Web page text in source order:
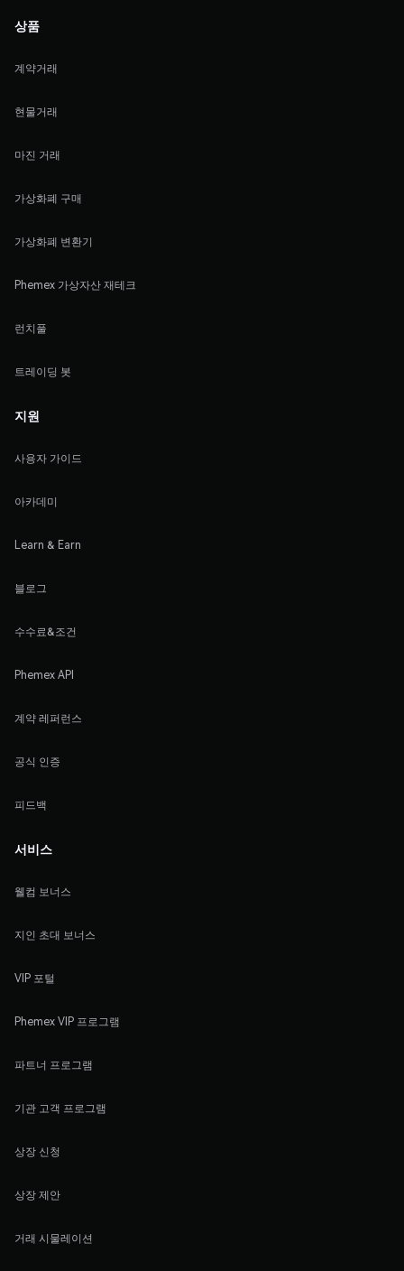
상품
계약거래
현물거래
마진 거래
가상화폐 구매
가상화폐 변환기
Phemex 가상자산 재테크
런치풀
트레이딩 봇
지원
사용자 가이드
아카데미
Learn & Earn
블로그
수수료&조건
Phemex API
계약 레퍼런스
공식 인증
피드백
서비스
웰컴 보너스
지인 초대 보너스
VIP 포털
Phemex VIP 프로그램
파트너 프로그램
기관 고객 프로그램
상장 신청
상장 제안
거래 시물레이션